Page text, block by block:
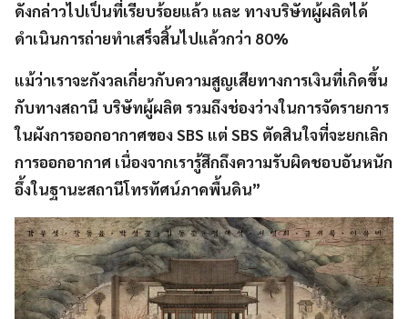
ดังกล่าวไปเป็นที่เรียบร้อยแล้ว และ ทางบริษัทผู้ผลิตได้
ดำเนินการถ่ายทำเสร็จสิ้นไปแล้วกว่า 80%
แม้ว่าเราจะกังวลเกี่ยวกับความสูญเสียทางการเงินที่เกิดขึ้น
กับทางสถานี บริษัทผู้ผลิต รวมถึงช่องว่างในการจัดรายการ
ในผังการออกอากาศของ SBS แต่ SBS ตัดสินใจที่จะยกเลิก
การออกอากาศ เนื่องจากเรารู้สึกถึงความรับผิดชอบอันหนัก
อึ้งในฐานะสถานีโทรทัศน์ภาคพื้นดิน”